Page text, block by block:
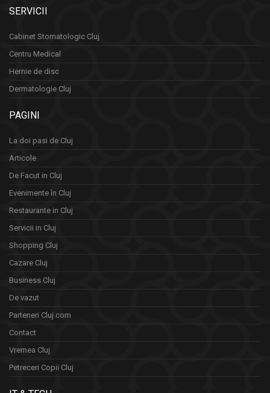
SERVICII
Cabinet Stomatologic Cluj
Centru Medical
Hernie de disc
Dermatologie Cluj
PAGINI
La doi pasi de Cluj
Articole
De Facut in Cluj
Evenimente în Cluj
Restaurante in Cluj
Servicii in Cluj
Shopping Cluj
Cazare Cluj
Business Cluj
De vazut
Parteneri Cluj.com
Contact
Vremea Cluj
Petreceri Copii Cluj